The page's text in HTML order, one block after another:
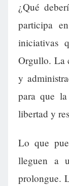
¿Qué
participa
iniciativas
Orgullo. La
y
para que
libertad y
Lo que
lleguen a
prolongue.